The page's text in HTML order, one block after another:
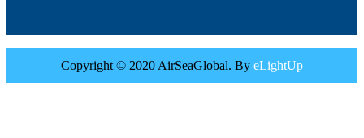
Copyright © 2020 AirSeaGlobal. By eLightUp